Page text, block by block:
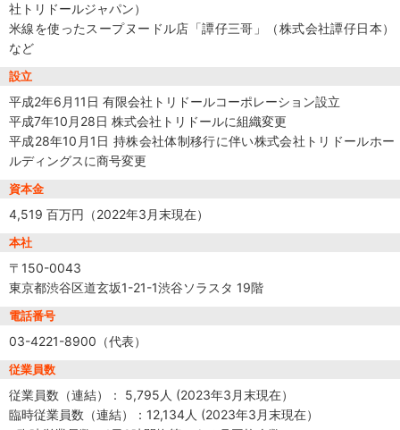
社トリドールジャパン）
米線を使ったスープヌードル店「譚仔三哥」（株式会社譚仔日本）
など
設立
平成2年6月11日 有限会社トリドールコーポレーション設立
平成7年10月28日 株式会社トリドールに組織変更
平成28年10月1日 持株会社体制移行に伴い株式会社トリドールホー
ルディングスに商号変更
資本金
4,519 百万円（2022年3月末現在）
本社
〒150-0043
東京都渋谷区道玄坂1-21-1渋谷ソラスタ 19階
電話番号
03-4221-8900（代表）
従業員数
従業員数（連結）： 5,795人 (2023年3月末現在）
臨時従業員数（連結）：12,134人 (2023年3月末現在）